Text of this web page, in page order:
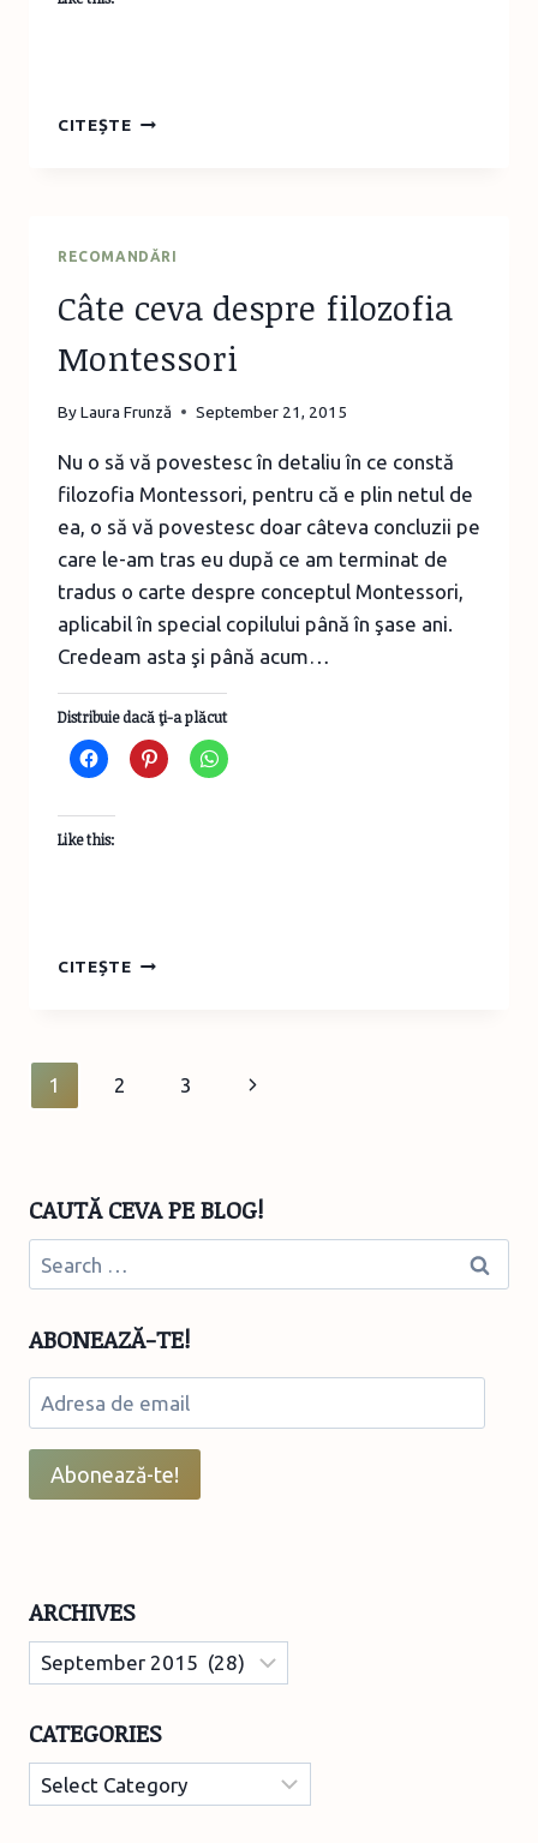
CITEȘTECĂRŢI
RECOMANDĂRI
Câte ceva despre filozofia
Montessori
ByLaura Frunză September 21, 2015
Nu o să vă povestesc în detaliu în ce constă
filozofia Montessori, pentru că e plin netul de
ea, o să vă povestesc doar câteva concluzii pe
care le-am tras eu după ce am terminat de
tradus o carte despre conceptul Montessori,
aplicabil în special copilului până în şase ani.
Credeam asta şi până acum…
Distribuie dacă ţi-a plăcut
Like this:
CITEȘTECÂTE
Page
1 2 3
Next
CAUTĂ CEVA PE BLOG!
Search
for:
ABONEAZĂ-TE!
Adresa
de
email
Abonează-te!
ARCHIVES
Archives
CATEGORIES
Categories